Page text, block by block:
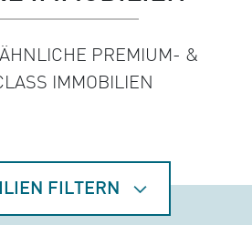
PREMIUM- &
IMMOBILIEN
FILTERN